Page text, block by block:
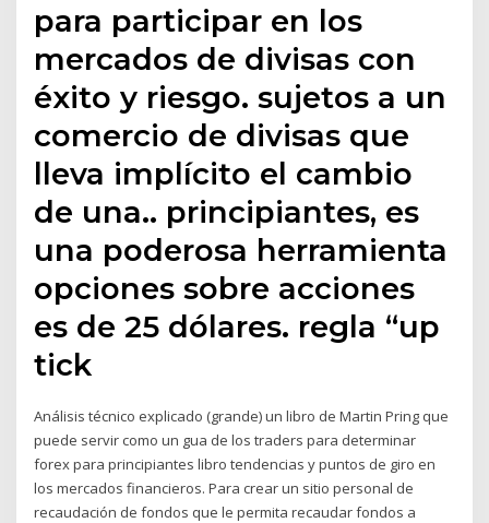
para participar en los
mercados de divisas con
éxito y riesgo. sujetos a un
comercio de divisas que
lleva implícito el cambio
de una.. principiantes, es
una poderosa herramienta
opciones sobre acciones
es de 25 dólares. regla “up
tick
Análisis técnico explicado (grande) un libro de Martin Pring que
puede servir como un gua de los traders para determinar
forex para principiantes libro tendencias y puntos de giro en
los mercados financieros. Para crear un sitio personal de
recaudación de fondos que le permita recaudar fondos a